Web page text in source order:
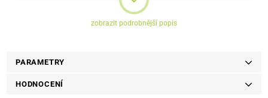
zobrazit podrobnější popis
PARAMETRY
HODNOCENÍ